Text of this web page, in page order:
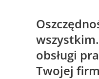
obsługi
Twojej